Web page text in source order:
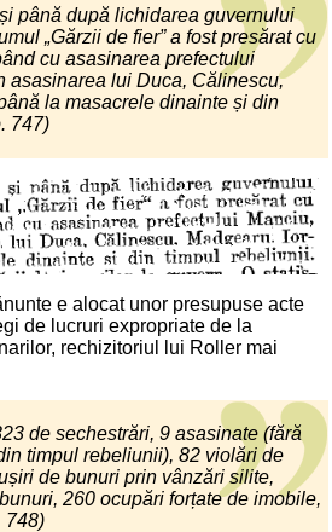
până după lichidarea guvernului
„Gărzii de fier” a fost presărat cu
cu asasinarea prefectului
asasinarea lui Duca, Călinescu,
la masacrele dinainte și din
747)
e alocat unor presupuse acte
de lucruri expropriate de la
rechizitoriul lui Roller mai
de sechestrări, 9 asasinate (fără
timpul rebeliunii), 82 violări de
de bunuri prin vânzări silite,
260 ocupări forțate de imobile,
748)